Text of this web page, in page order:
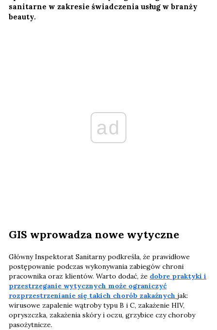
sanitarne w zakresie świadczenia usług w branży
beauty.
ad
GIS wprowadza nowe wytyczne
Główny Inspektorat Sanitarny podkreśla, że prawidłowe
postępowanie podczas wykonywania zabiegów chroni
pracownika oraz klientów. Warto dodać, że dobre praktyki i
przestrzeganie wytycznych może ograniczyć
rozprzestrzenianie się takich chorób zakaźnych jak:
wirusowe zapalenie wątroby typu B i C, zakażenie HIV,
opryszczka, zakażenia skóry i oczu, grzybice czy choroby
pasożytnicze.